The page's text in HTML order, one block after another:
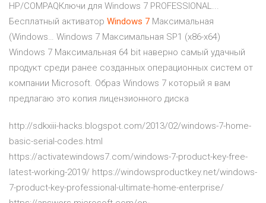
HP/COMPAQКлючи для Windows 7 PROFESSIONAL...
Бесплатный активатор Windows 7 Максимальная
(Windows… Windows 7 Максимальная SP1 (x86-x64)
Windows 7 Максимальная 64 bit наверно самый удачный
продукт среди ранее созданных операционных систем от
компании Microsoft. Образ Windows 7 который я вам
предлагаю это копия лицензионного диска
http://sdkxiii-hacks.blogspot.com/2013/02/windows-7-home-
basic-serial-codes.html
https://activatewindows7.com/windows-7-product-key-free-
latest-working-2019/ https://windowsproductkey.net/windows-
7-product-key-professional-ultimate-home-enterprise/